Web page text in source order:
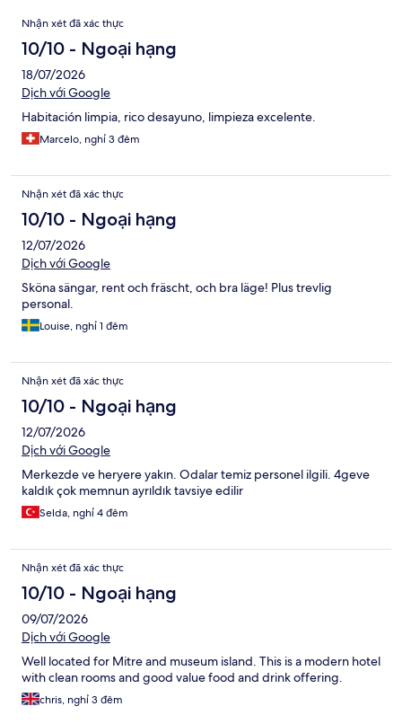
Nhận
xét
Nhận xét đã xác thực
10/10 - Ngoại hạng
18/07/2026
Dịch với Google
Habitación limpia, rico desayuno, limpieza excelente.
Marcelo, nghỉ 3 đêm
Nhận xét đã xác thực
10/10 - Ngoại hạng
12/07/2026
Dịch với Google
Sköna sängar, rent och fräscht, och bra läge! Plus trevlig
personal.
Louise, nghỉ 1 đêm
Nhận xét đã xác thực
10/10 - Ngoại hạng
12/07/2026
Dịch với Google
Merkezde ve heryere yakın. Odalar temiz personel ilgili. 4geve
kaldık çok memnun ayrıldık tavsiye edilir
Selda, nghỉ 4 đêm
Nhận xét đã xác thực
10/10 - Ngoại hạng
09/07/2026
Dịch với Google
Well located for Mitre and museum island. This is a modern hotel
with clean rooms and good value food and drink offering.
chris, nghỉ 3 đêm